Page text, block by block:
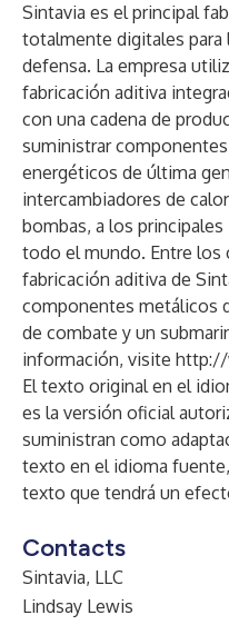
Sintavia es el principal
totalmente digitales para
defensa. La empresa
fabricación aditiva
con una cadena de
suministrar
energéticos de última
intercambiadores de
bombas, a los
todo el mundo. Entre
fabricación aditiva de
componentes metálicos
de combate y un
información, visite http://
El texto original en el
es la versión oficial
suministran como
texto en el idioma
texto que tendrá un
Contacts
Sintavia, LLC
Lindsay Lewis